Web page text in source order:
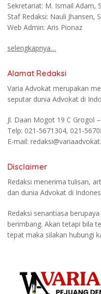
Sekretariat: M. Ismail Adam,
Staf Redaksi: Nauli Jhansen,
Web Admin: Aris Pionaz
selengkapnya…
Alamat Redaksi
Varia Advokat merupakan
seputar dunia Advokat di
Jl. Daan Mogot 19 C Grogol
Telp: 021-5671304, 021-
E-mail:
Disclaimer
Redaksi menerima tulisan,
dan dunia Advokat di
Redaksi senantiasa
berimbang. Akan tetapi bila
tepat maka silakan hubungi